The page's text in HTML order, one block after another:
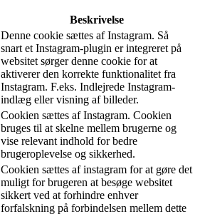
Beskrivelse
Denne cookie sættes af Instagram. Så
snart et Instagram-plugin er integreret på
websitet sørger denne cookie for at
aktiverer den korrekte funktionalitet fra
Instagram. F.eks. Indlejrede Instagram-
indlæg eller visning af billeder.
Cookien sættes af Instagram. Cookien
bruges til at skelne mellem brugerne og
vise relevant indhold for bedre
brugeroplevelse og sikkerhed.
Cookien sættes af instagram for at gøre det
muligt for brugeren at besøge websitet
sikkert ved at forhindre enhver
forfalskning på forbindelsen mellem dette